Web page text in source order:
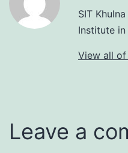
SIT
Institute in
View all of
Leave a